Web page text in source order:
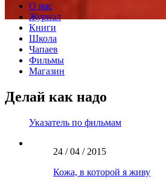
О нас
Журнал
Книги
Школа
Чапаев
Фильмы
Магазин
Делай как надо
Указатель по фильмам
24 / 04 / 2015
Кожа, в которой я живу